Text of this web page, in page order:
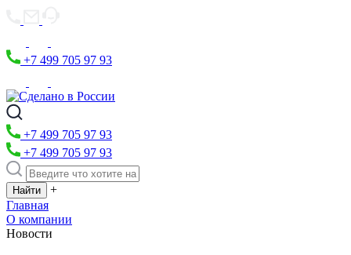
+7 499 705 97 93
+7 499 705 97 93
+7 499 705 97 93
+
Главная
О компании
Новости